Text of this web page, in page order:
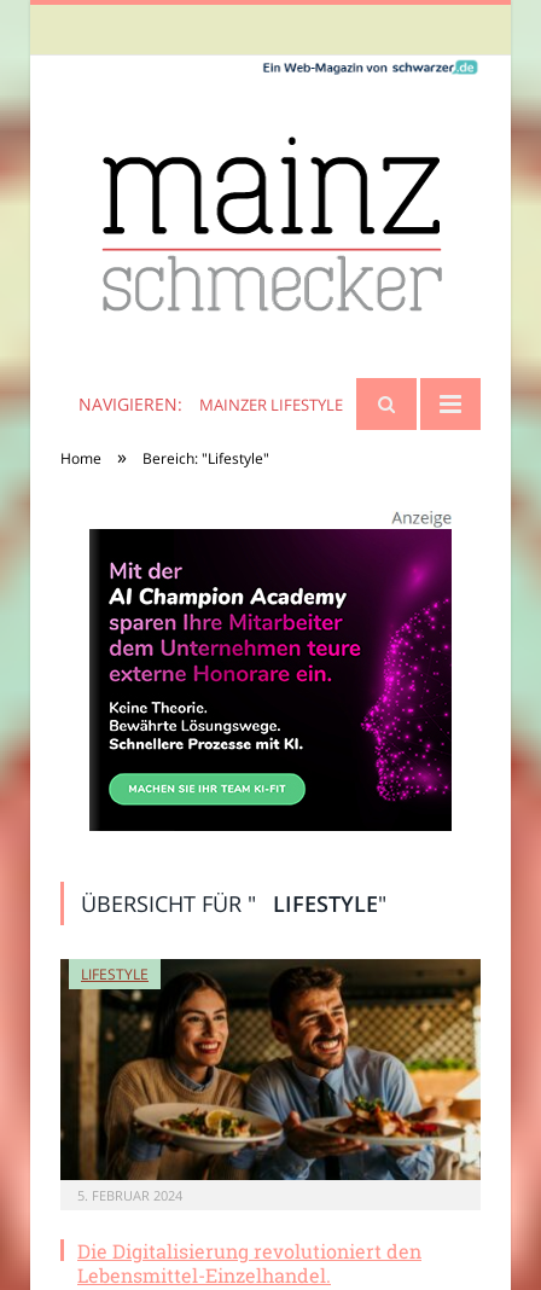
NAVIGIEREN: MAINZER LIFESTYLE
Home » Bereich: "Lifestyle"
ÜBERSICHT FÜR " LIFESTYLE"
LIFESTYLE
5. FEBRUAR 2024
Die Digitalisierung revolutioniert den
Lebensmittel-Einzelhandel.